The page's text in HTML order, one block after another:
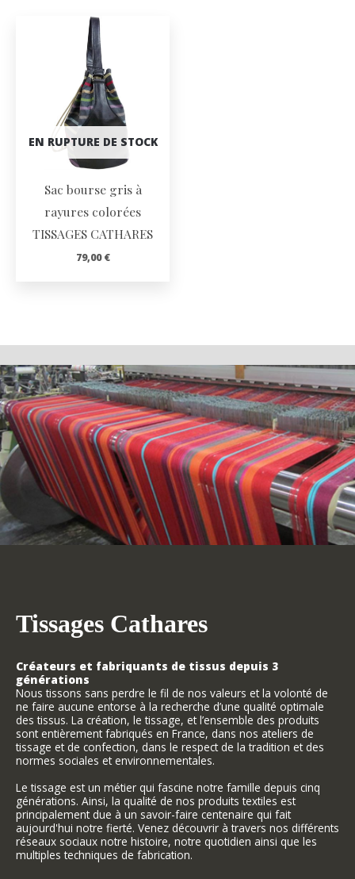
EN RUPTURE DE STOCK
Sac bourse gris à
rayures colorées
TISSAGES CATHARES
79,00€
Tissages Cathares
Créateurs et fabriquants de tissus depuis 3
générations
Nous tissons sans perdre le fil de nos valeurs et la volonté de
ne faire aucune entorse à la recherche d’une qualité optimale
des tissus. La création, le tissage, et l’ensemble des produits
sont entièrement fabriqués en France, dans nos ateliers de
tissage et de confection, dans le respect de la tradition et des
normes sociales et environnementales.
Le tissage est un métier qui fascine notre famille depuis cinq
générations. Ainsi, la qualité de nos produits textiles est
principalement due à un savoir-faire centenaire qui fait
aujourd'hui notre fierté. Venez découvrir à travers nos différents
réseaux sociaux notre histoire, notre quotidien ainsi que les
multiples techniques de fabrication.